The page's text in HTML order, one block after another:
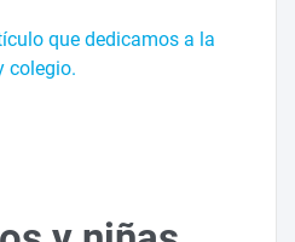
que dedicamos a la
colegio.